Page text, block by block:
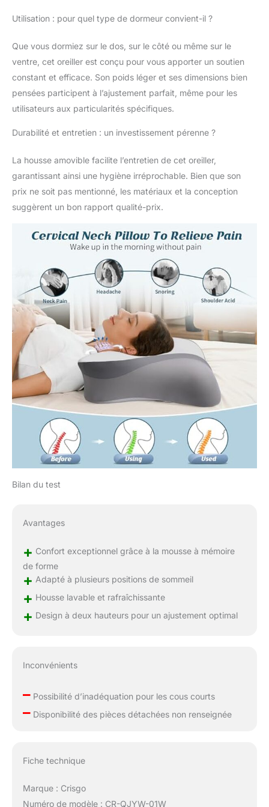
oreillers en mousse à
doux : notre oreiller de
positionnement latéral
est fabriqué en mousse
certifiée CertiPUR-US
et Oeko-Tex pour
respect de
L'oreiller contour a une
capacité remarquable
de rebond en
seulement 5 secondes.
Cela signifie que vous
confort incroyable,
avec un toucher doux
qui offre toujours un
soutien ferme tout au
long de la nuit.
Choisissez l'oreiller
ergonomique Crisgo et
profitez d'un sommeil
sain et confortable. 【2
hauteurs dans un
oreiller pour tout style
de sommeil】Le
sommeil est un voyage
précieux, et notre
oreiller cervical à deux
hauteurs est là pour
garantir qu'il est lisse et
rajeunissant. L'oreiller
orthopédique Crisgo
le côté, sur le dos, sur
oreiller bas, notre
est ce qu'il vous faut.
Ajustez sans effort à
d'oreiller fraîches,
confortables et
lavables : le coussin de
Utilisation : pour quel type de dormeur convient-il ?
Que vous dormiez sur le dos, sur le côté ou même sur le
ventre, cet oreiller est conçu pour vous apporter un soutien
constant et efficace. Son poids léger et ses dimensions bien
pensées participent à l’ajustement parfait, même pour les
utilisateurs aux particularités spécifiques.
Durabilité et entretien : un investissement pérenne ?
La housse amovible facilite l’entretien de cet oreiller,
garantissant ainsi une hygiène irréprochable. Bien que son
prix ne soit pas mentionné, les matériaux et la conception
suggèrent un bon rapport qualité-prix.
Bilan du test
Avantages
+ Confort exceptionnel grâce à la mousse à mémoire
de forme
+ Adapté à plusieurs positions de sommeil
+ Housse lavable et rafraîchissante
+ Design à deux hauteurs pour un ajustement optimal
Inconvénients
–Possibilité d’inadéquation pour les cous courts
–Disponibilité des pièces détachées non renseignée
Fiche technique
Marque : Crisgo
Numéro de modèle : CR-QJYW-01W